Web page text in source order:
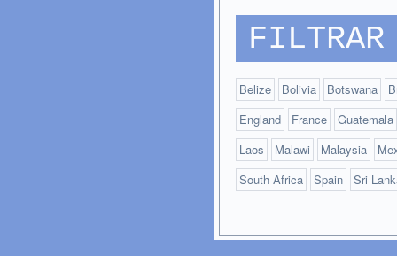
Belize Bolivia Botswana
England
France
Guatemala
Laos
Malawi Malaysia
South Africa
Spain Sri